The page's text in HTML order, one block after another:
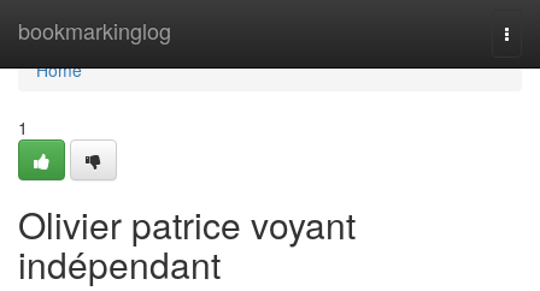
bookmarkinglog
Home
Home
1
Olivier patrice voyant
indépendant